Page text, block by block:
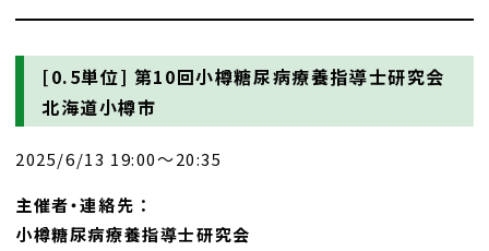
[0.5単位] 第10回小樽糖尿病療養指導士研究会
北海道小樽市
2025/6/13 19:00～20:35
主催者・連絡先 ：
小樽糖尿病療養指導士研究会